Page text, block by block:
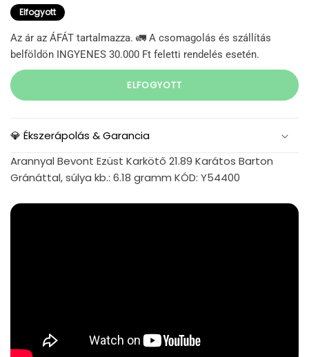
Elfogyott
Az ár az ÁFÁT tartalmazza. 🚛 A csomagolás és szállítás
belföldön INGYENES 30.000 Ft feletti rendelés esetén.
ELFOGYOTT
💎 Ékszerápolás & Garancia
Arannyal Bevont Ezüst Karkötő 21.89 Karátos Barton
Gránáttal, súlya kb.: 6.18 gramm KÓD: Y54400